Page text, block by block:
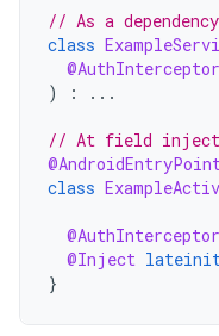
// As a
class
)
: ...
// At field
class
@Inject
}